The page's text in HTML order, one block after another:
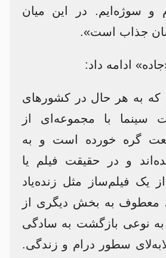
و سوژه‌ایم. در این میان
جذاب است».
ادامه داد:
که به هر حال در کشورهای
سینما با مجموعه‌ای از
گره خورده است و به
و در حقیقت فیلم یا
یک فیلم‌ساز مثل زنده‌یاد
معطوف به بخش دیگری از
به نوعی بازگشت به سادگی
سطور درام و زندگی.